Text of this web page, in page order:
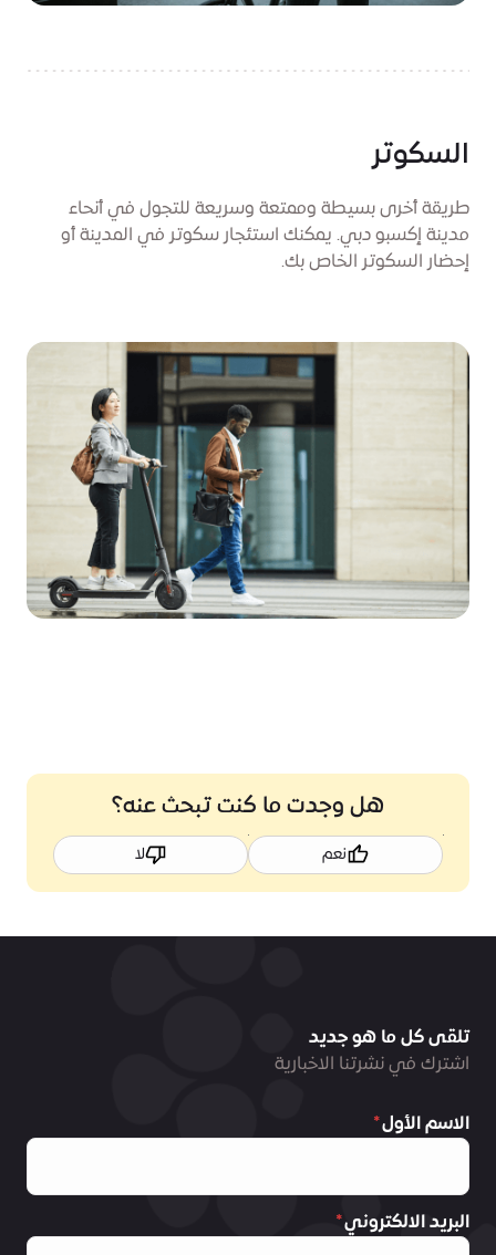
السكوتر
طريقة أخرى بسيطة وممتعة وسريعة للتجول في أنحاء
مدينة إكسبو دبي. يمكنك استئجار سكوتر في المدينة أو
إحضار السكوتر الخاص بك.
هل وجدت ما كنت تبحث عنه؟
نعم لا
تلقى كل ما هو جديد
اشترك في نشرتنا الاخبارية
الاسم الأول
البريد الالكتروني